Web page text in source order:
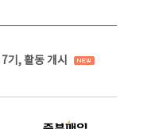
기, 활동 개시